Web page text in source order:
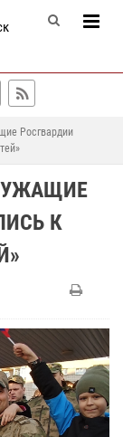
Росгвардии
К